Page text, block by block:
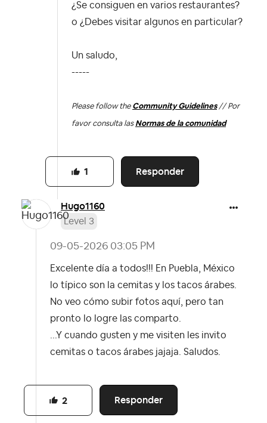
¿Se consiguen en varios restaurantes?
o ¿Debes visitar algunos en particular?
Un saludo,
-----
Please follow the Community Guidelines// Por
favor consulta las Normas de la comunidad
Responder
1
Hugo1160
Level 3
‎09-05-2026 03:05 PM
Excelente día a todos!!! En Puebla, México
lo típico son la cemitas y los tacos árabes.
No veo cómo subir fotos aquí, pero tan
pronto lo logre las comparto.
...Y cuando gusten y me visiten les invito
cemitas o tacos árabes jajaja. Saludos.
Responder
2